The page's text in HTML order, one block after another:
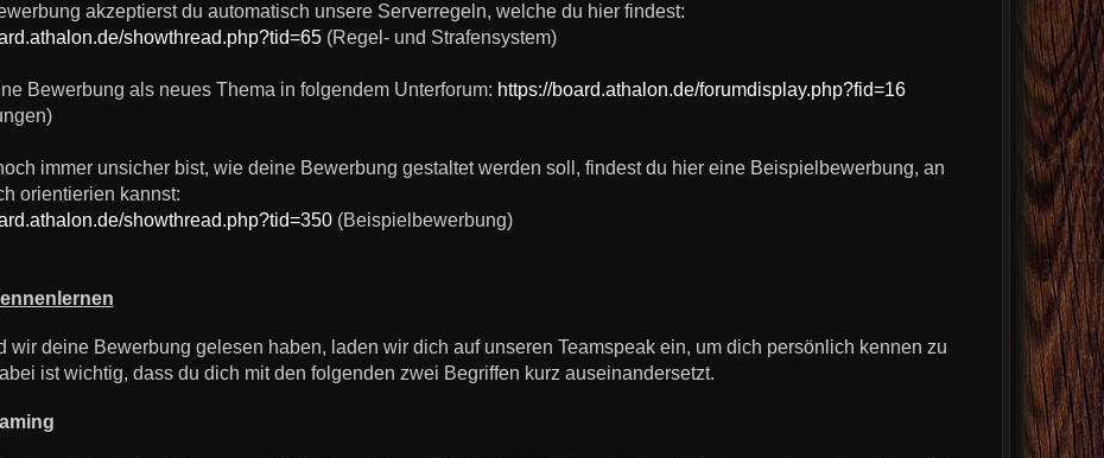
akzeptierst du automatisch unsere Serverregeln, welche du hier findest:
showthread.php?tid=65(Regel- und Strafensystem)
Bewerbung als neues Thema in folgendem Unterforum: https://board.athalon.de/forumdisplay.php?fid=16
immer unsicher bist, wie deine Bewerbung gestaltet werden soll, findest du hier eine Beispielbewerbung, an
orientierien kannst:
showthread.php?tid=350(Beispielbewerbung)
wir deine Bewerbung gelesen haben, laden wir dich auf unseren Teamspeak ein, um dich persönlich kennen zu
ist wichtig, dass du dich mit den folgenden zwei Begriffen kurz auseinandersetzt.